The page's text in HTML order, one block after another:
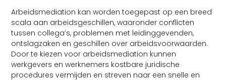
Arbeidsmediation kan worden toegepast op een breed
scala aan arbeidsgeschillen, waaronder conflicten
tussen collega’s, problemen met leidinggevenden,
ontslagzaken en geschillen over arbeidsvoorwaarden.
Door te kiezen voor arbeidsmediation kunnen
werkgevers en werknemers kostbare juridische
procedures vermijden en streven naar een snelle en